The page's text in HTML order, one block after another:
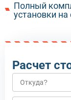
Полный
установки на
Расчет